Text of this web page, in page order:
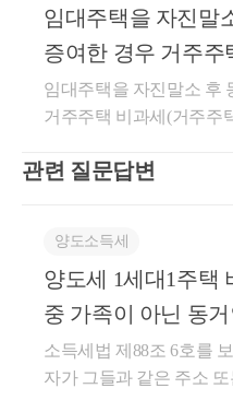
(다) 처분청의 이
의 장기임대주택
상 소유한 경우에
한다고 할 수 있
154조의2
으로 규정하고
대주택을 소유하
쟁점주택(거주주
세무법인 넥스트
일리지등(여러 사업자가
사업자를 대상으로 사용
다. 이하 이 항에서 같다]
은 부분에 대하여 재화
ㆍ사업자별로 마일리지
급자가 같다는 사실이
급받는 자 외의 자로부
적립마일리지등 외의 마
는 일부를 결제받은 경
에 해당하는 경우: 공급한
도하는 경우 거주주택 비
02,000건 이상의 세금 상
청구를 통한 약 25억 이
'택슬리' 상담 및 후기 1
가 플랫폼 '아하커넥츠'
(약 96,000건 이상 답변
스맥스 세무팀- ㈜현대
하고 1년 이상 거주● 재개
내에 재개발 · 재건축주
년 이상 계속하여 거주재
상속주택과 일반주택을
하기 위하여 다른 주택을
시행령」 제155조 제2항
주택재건축사업 시행기
주택(이하 “대체주택”이
은법 시행령 제156조의
추어 대체주택을 양도하
임대주택을 자진말
증여한 경우 거주주
과세 가능)
임대주택을 자진말소 후
거주주택 비과세(거주주
생산일자 : 2025.11.25.요
질의의 경우, 국내에 장
하고 있는 1세대가 해당
택에 관한 특별법｣ 제6조
말소(같은 법 제43조에
이상을 임대한 경우에
관련 질문답변
양도소득세
양도세 1세대1주택
중 가족이 아닌 동
있는 경우에 대해
소득세법 제88조 6호를
자가 그들과 같은 주소